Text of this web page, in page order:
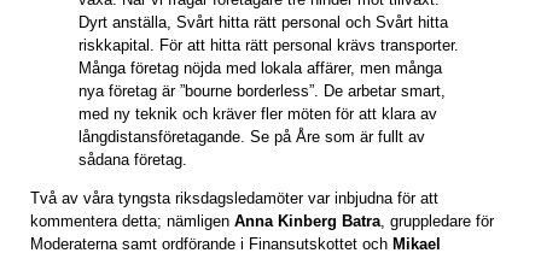
Dyrt anställa, Svårt hitta rätt personal och Svårt hitta
riskkapital. För att hitta rätt personal krävs transporter.
Många företag nöjda med lokala affärer, men många
nya företag är ”bourne borderless”. De arbetar smart,
med ny teknik och kräver fler möten för att klara av
långdistansföretagande. Se på Åre som är fullt av
sådana företag.
Två av våra tyngsta riksdagsledamöter var inbjudna för att
kommentera detta; nämligen Anna Kinberg Batra, gruppledare för
Moderaterna samt ordförande i Finansutskottet och Mikael